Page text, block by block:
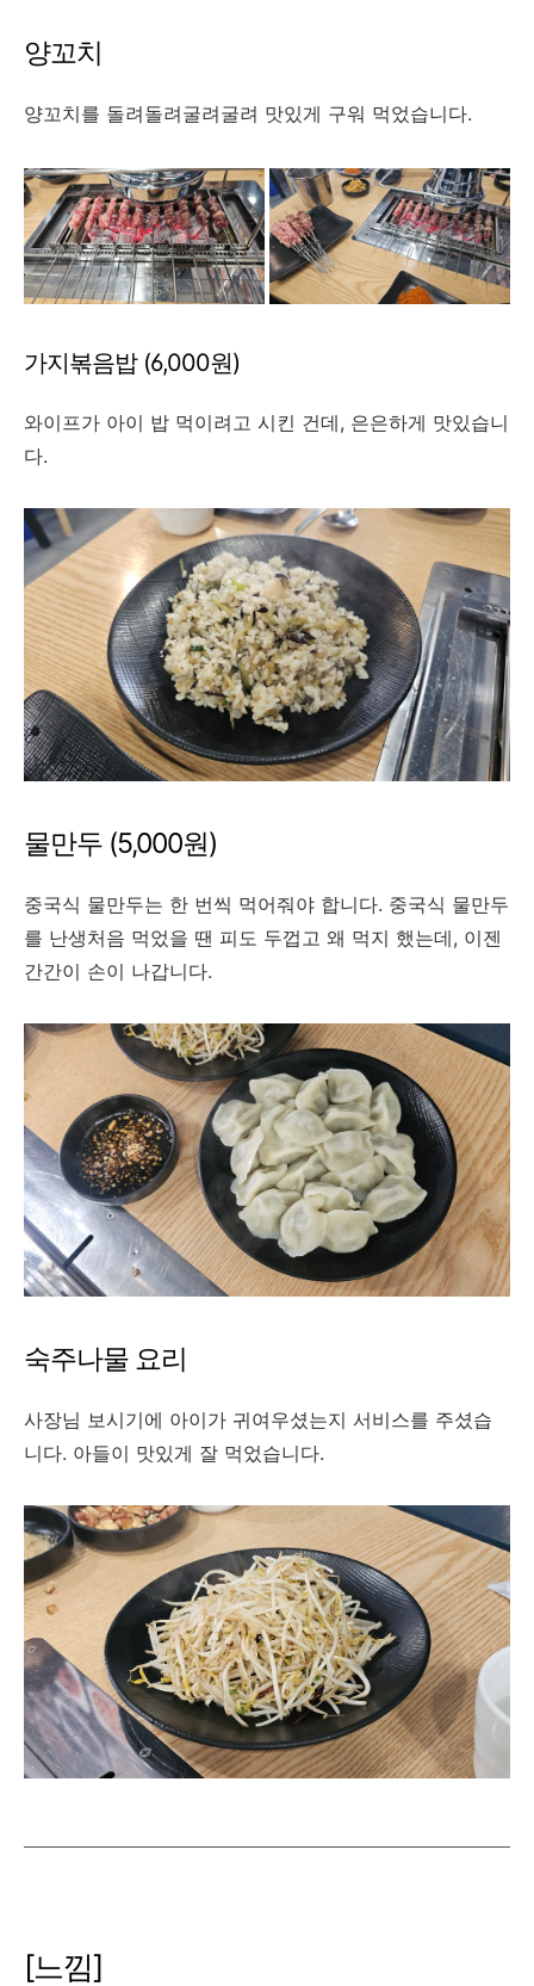
양꼬치
양꼬치를 돌려돌려굴려굴려 맛있게 구워 먹었습니다.
가지볶음밥 (6,000원)
와이프가 아이 밥 먹이려고 시킨 건데, 은은하게 맛있습니
다.
물만두 (5,000원)
중국식 물만두는 한 번씩 먹어줘야 합니다. 중국식 물만두
를 난생처음 먹었을 땐 피도 두껍고 왜 먹지 했는데, 이젠
간간이 손이 나갑니다.
숙주나물 요리
사장님 보시기에 아이가 귀여우셨는지 서비스를 주셨습
니다. 아들이 맛있게 잘 먹었습니다.
[느낌]